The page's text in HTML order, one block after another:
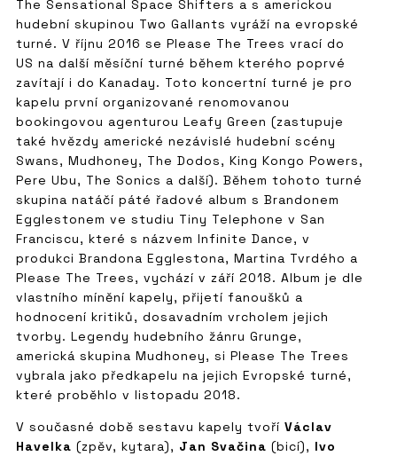
The Sensational Space Shifters a s americkou
hudební skupinou Two Gallants vyráží na evropské
turné. V říjnu 2016 se Please The Trees vrací do
US na další měsíční turné během kterého poprvé
zavítají i do Kanaday. Toto koncertní turné je pro
kapelu první organizované renomovanou
bookingovou agenturou Leafy Green (zastupuje
také hvězdy americké nezávislé hudební scény
Swans, Mudhoney, The Dodos, King Kongo Powers,
Pere Ubu, The Sonics a další). Během tohoto turné
skupina natáčí páté řadové album s Brandonem
Egglestonem ve studiu Tiny Telephone v San
Franciscu, které s názvem Infinite Dance, v
produkci Brandona Egglestona, Martina Tvrdého a
Please The Trees, vychází v září 2018. Album je dle
vlastního mínění kapely, přijetí fanoušků a
hodnocení kritiků, dosavadním vrcholem jejich
tvorby. Legendy hudebního žánru Grunge,
americká skupina Mudhoney, si Please The Trees
vybrala jako předkapelu na jejich Evropské turné,
které proběhlo v listopadu 2018.
V současné době sestavu kapely tvoří Václav
Havelka (zpěv, kytara), Jan Svačina (bicí), Ivo